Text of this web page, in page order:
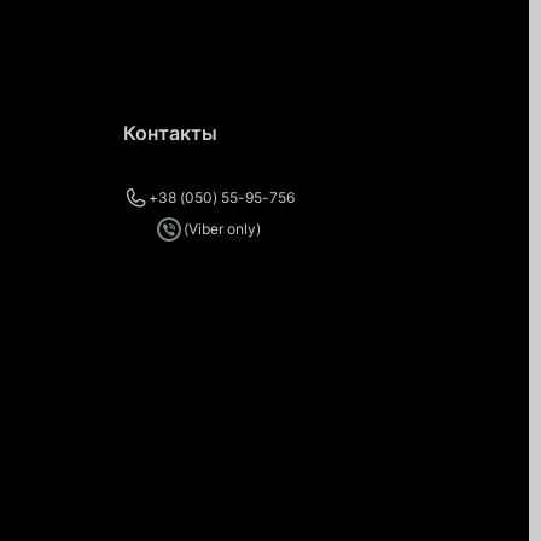
Контакты
+38 (050) 55-95-756
(Viber only)